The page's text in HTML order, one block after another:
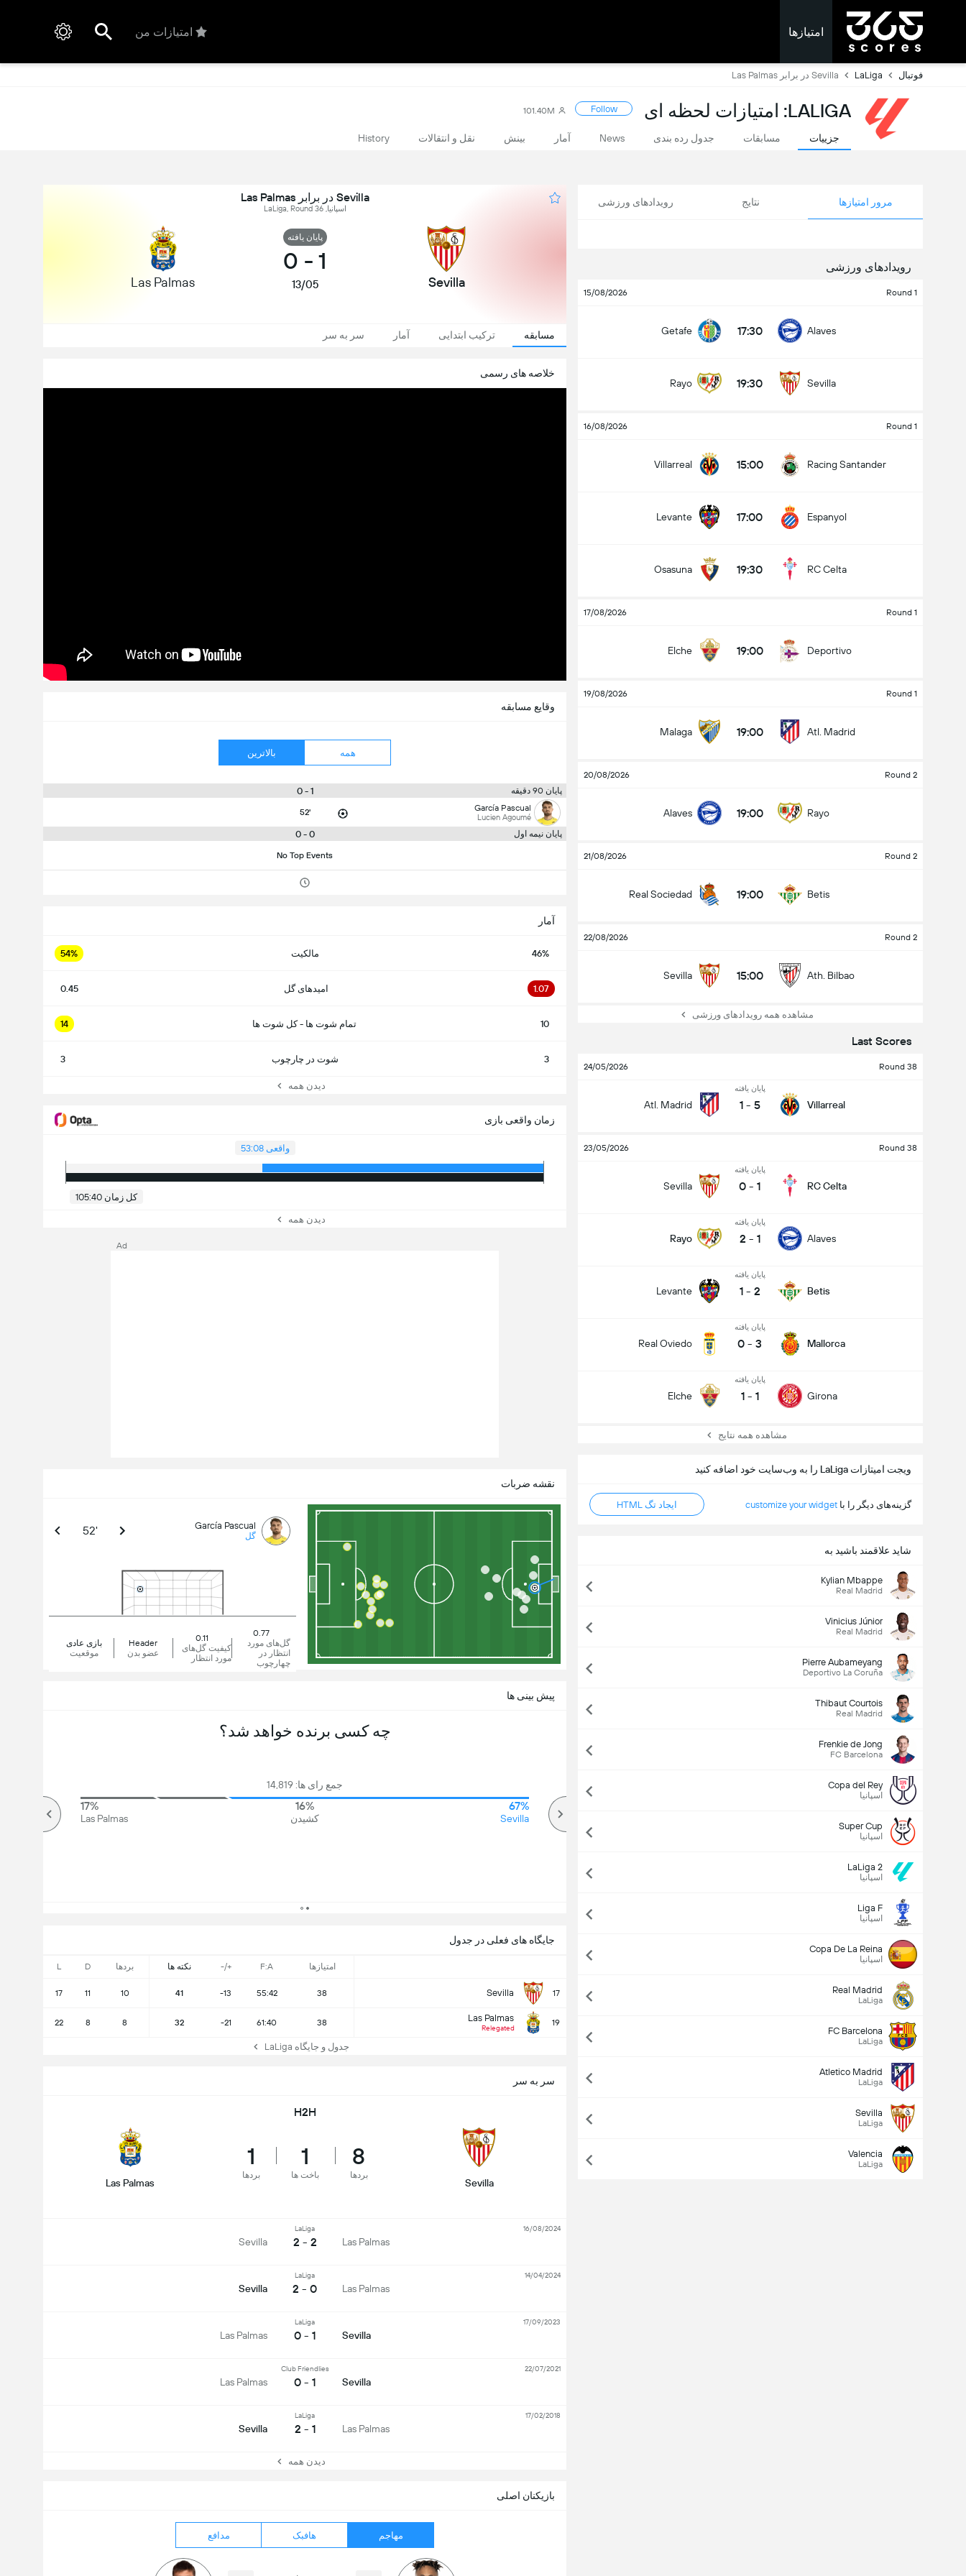
امتیازها امتیازات من
فوتبال LaLiga Sevilla در برابر Las Palmas
LALIGA: امتیازات لحظه ای Follow
101.40M
جزییات مسابقات جدول رده بندی News آمار بینش نقل و انتقالات History
مرور امتیازها نتایج رویدادهای ورزشی
رویدادهای ورزشی
Round 1
15/08/2026
Alaves
17:30
Getafe
Sevilla
19:30
Rayo
Round 1
16/08/2026
Racing Santander
15:00
Villarreal
Espanyol
17:00
Levante
RC Celta
19:30
Osasuna
Round 1
17/08/2026
Deportivo
19:00
Elche
Round 1
19/08/2026
Atl. Madrid
19:00
Malaga
Round 2
20/08/2026
Rayo
19:00
Alaves
Round 2
21/08/2026
Betis
19:00
Real Sociedad
Round 2
22/08/2026
Ath. Bilbao
15:00
Sevilla
مشاهده همه رویدادهای ورزشی
Last Scores
Round 38
24/05/2026
Villarreal
پایان یافته
5
-
1
Atl. Madrid
Round 38
23/05/2026
RC Celta
پایان یافته
1
-
0
Sevilla
Alaves
پایان یافته
1
-
2
Rayo
Betis
پایان یافته
2
-
1
Levante
Mallorca
پایان یافته
3
-
0
Real Oviedo
Girona
پایان یافته
1
-
1
Elche
مشاهده همه نتایج
ویجت امیتازات LaLiga را به وب‌سایت خود اضافه کنید
گزینه‌های دیگر را با customize your widget ایجاد تگ HTML
شاید علاقمند باشید به
Kylian Mbappe
Real Madrid
Vinicius Júnior
Real Madrid
Pierre Aubameyang
Deportivo La Coruña
Thibaut Courtois
Real Madrid
Frenkie de Jong
FC Barcelona
Copa del Rey
اسپانیا
Super Cup
اسپانیا
LaLiga 2
اسپانیا
Liga F
اسپانیا
Copa De La Reina
اسپانیا
Real Madrid
LaLiga
FC Barcelona
LaLiga
Atletico Madrid
LaLiga
Sevilla
LaLiga
Valencia
LaLiga
Sevilla در برابر Las Palmas
اسپانیا, LaLiga, Round 36
Sevilla
پایان یافته
1
-
0
13/05
Las Palmas
مسابقه ترکیب ابتدایی آمار سر به سر
خلاصه های رسمی
وقایع مسابقه
همه بالاترین
پایان 90 دقیقه 1 - 0
García Pascual
Lucien Agoumé
52'
پایان نیمه اول 0 - 0
No Top Events
بازیکنان اصلی
مهاجم هافبک مدافع
آمار
46% مالکیت 54%
1.07 امیدهای گل 0.45
10 تمام شوت ها - کل شوت ها 14
3 شوت در چارچوب 3
دیدن همه
زمان واقعی بازی
واقعی 53:08
کل زمان 105:40
دیدن همه
نقشه ضربات
García Pascual
گل 52'
بازی عادی
موقعیت
Header
عضو بدن
0.11
کیفیت گل‌های
مورد انتظار
0.77
گل‌های مورد
انتظار در
چهارچوب
جایگاه های فعلی در جدول
امتیازها F:A
+/- نکته ها بردها D
L
17
Sevilla
38
55:42
-13
41
10
11
17
19
Las Palmas
Relegated
38
61:40
-21
32
8
8
22
جدول و جایگاه LaLiga
پیش بینی ها
چه کسی برنده خواهد شد؟
جمع رای ها: 14,819
67%
Sevilla
16%
کشیدن
17%
Las Palmas
جمع رای ها: 1,692
سر به سر
H2H
Sevilla
8
بردها
1
باخت ها
1
بردها
Las Palmas
Las Palmas
LaLiga
2 - 2
Sevilla
16/08/2024
Las Palmas
LaLiga
0 - 2
Sevilla
14/04/2024
Sevilla
LaLiga
1 - 0
Las Palmas
17/09/2023
Sevilla
Club Friendlies
1 - 0
Las Palmas
22/07/2021
Las Palmas
LaLiga
1 - 2
Sevilla
17/02/2018
دیدن همه
Ad